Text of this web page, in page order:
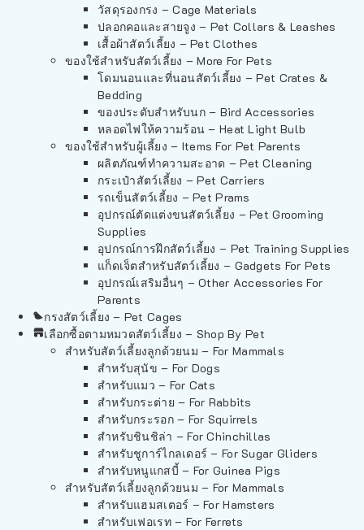
วัสดุรองกรง – Cage Materials
ปลอกคอและสายจูง – Pet Collars & Leashes
เสื้อผ้าสัตว์เลี้ยง – Pet Clothes
ของใช้สำหรับสัตว์เลี้ยง – More For Pets
โดมนอนและที่นอนสัตว์เลี้ยง – Pet Crates &
Bedding
ของประดับสำหรับนก – Bird Accessories
หลอดไฟให้ความร้อน – Heat Light Bulb
ของใช้สำหรับผู้เลี้ยง – Items For Pet Parents
ผลิตภัณฑ์ทำความสะอาด – Pet Cleaning
กระเป๋าสัตว์เลี้ยง – Pet Carriers
รถเข็นสัตว์เลี้ยง – Pet Prams
อุปกรณ์ตัดแต่งขนสัตว์เลี้ยง – Pet Grooming
Supplies
อุปกรณ์การฝึกสัตว์เลี้ยง – Pet Training Supplies
แก็ดเจ็ตสำหรับสัตว์เลี้ยง – Gadgets For Pets
อุปกรณ์เสริมอื่นๆ – Other Accessories For
Parents
กรงสัตว์เลี้ยง – Pet Cages
เลือกซื้อตามหมวดสัตว์เลี้ยง – Shop By Pet
สำหรับสัตว์เลี้ยงลูกด้วยนม – For Mammals
สำหรับสุนัข – For Dogs
สำหรับแมว – For Cats
สำหรับกระต่าย – For Rabbits
สำหรับกระรอก – For Squirrels
สำหรับชินชิล่า – For Chinchillas
สำหรับชูการ์ไกลเดอร์ – For Sugar Gliders
สำหรับหนูแกสบี้ – For Guinea Pigs
สำหรับสัตว์เลี้ยงลูกด้วยนม – For Mammals
สำหรับแฮมสเตอร์ – For Hamsters
สำหรับเฟอเรท – For Ferrets